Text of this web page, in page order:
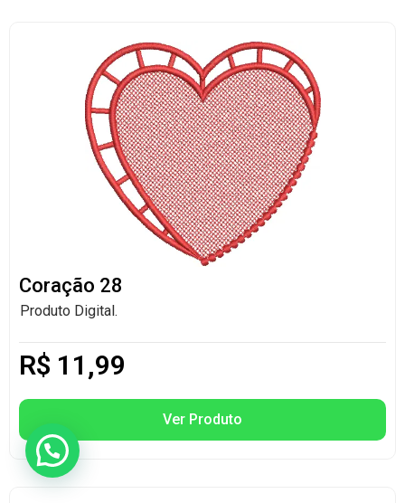
Coração 28
Produto Digital.
R$ 11,99
Ver Produto